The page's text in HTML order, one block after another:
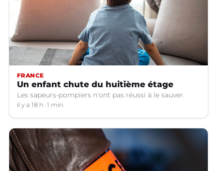
FRANCE
Un enfant chute du huitième étage
Les sapeurs-pompiers n'ont pas réussi à le sauver.
il y a 18 h 1 min